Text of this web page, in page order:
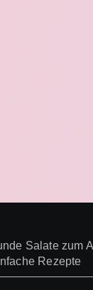
Salate zum
Rezepte